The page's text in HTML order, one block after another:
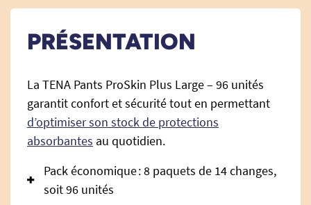
PRÉSENTATION
La TENA Pants ProSkin Plus Large – 96 unités
garantit confort et sécurité tout en permettant
d’optimiser son stock de protections
absorbantes au quotidien.
Pack économique : 8 paquets de 14 changes,
soit 96 unités